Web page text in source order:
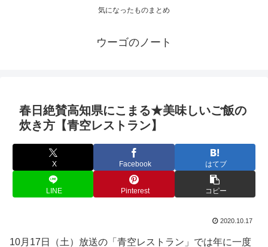
気になったものまとめ
ウーゴのノート
春日絶賛高知県にこまる★美味しいご飯の
炊き方【青空レストラン】
X Facebook はてブ
LINE Pinterest コピー
2020.10.17
10月17日（土）放送の「青空レストラン」では年に一度